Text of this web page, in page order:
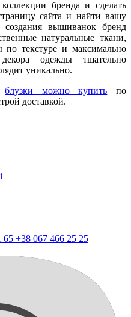
бренда и сделать
сайта и найти вашу
вышиванок бренд
натуральные ткани,
по текстуре и максимально
одежды тщательно
уникально.
блузки можно купить по
доставкой.
65 +38 067 466 25 25